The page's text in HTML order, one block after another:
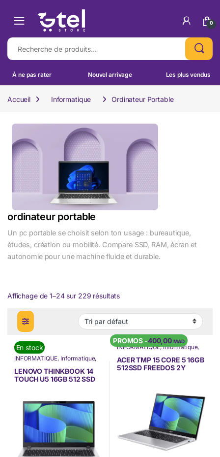
0
Recherche pour :
À ne pas rater Nouvel arrivage Les plus vendus
Accueil Informatique Ordinateur Portable
ordinateur portable
Un pc portable se choisit selon ton usage : bureautique,
études, création ou mobilité. Compare SSD, RAM, écran et
autonomie pour une machine fluide et durable.
Affichage de 1–24 sur 229 résultats
En stock
INFORMATIQUE, Informatique,
Ordinateur Portable,Ordinateurs
Portables, PC Portable
LENOVO THINKBOOK 14
TOUCH U5 16GB 512 SSD
PROMOS -400,00 MAD
INFORMATIQUE,Informatique,
Offres à ne pas
rater,Ordinateur Portable ,
Ordinateurs Portables,PC
Portable, Promos
ACER TMP 15 CORE 5 16GB
512SSD FREEDOS 2Y